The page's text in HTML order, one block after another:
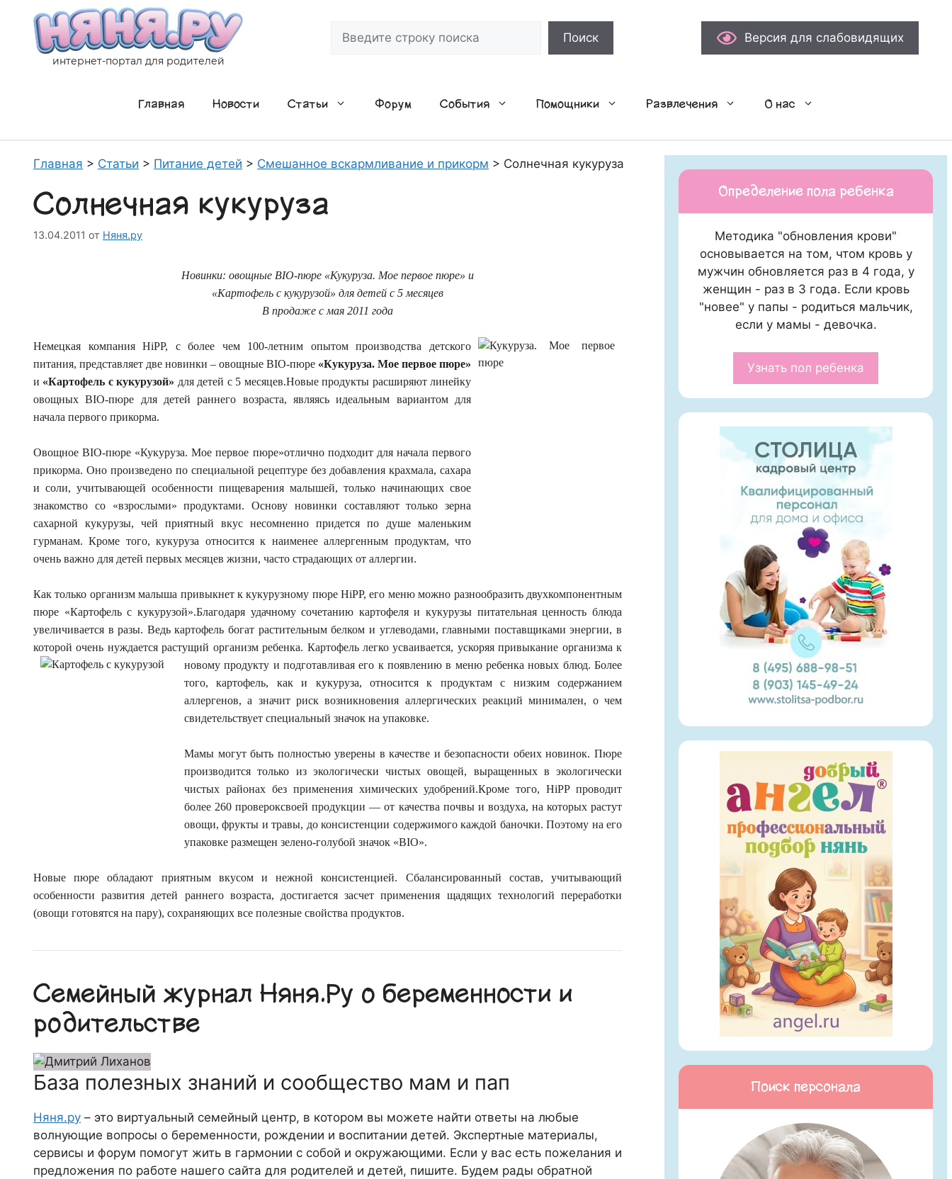
содержимому
интернет-портал для родителей
Поиск Версия для слабовидящих
Главная Новости Статьи Форум События Помощники Развлечения О нас
Главная > Статьи > Питание детей > Смешанное вскармливание и прикорм > Солнечная кукуруза
Солнечная кукуруза
13.04.2011 от Няня.ру
Новинки: овощные BIO-пюре «Кукуруза. Мое первое пюре» и
«Картофель с кукурузой» для детей с 5 месяцев
В продаже с мая 2011 года
Немецкая компания HiPP, с более чем 100-летним опытом производства детского
питания, представляет две новинки – овощные BIO-пюре «Кукуруза. Мое первое пюре»
и «Картофель с кукурузой» для детей с 5 месяцев.Новые продукты расширяют линейку
овощных BIO-пюре для детей раннего возраста, являясь идеальным вариантом для
начала первого прикорма.
Овощное BIO-пюре «Кукуруза. Мое первое пюре»отлично подходит для начала первого
прикорма. Оно произведено по специальной рецептуре без добавления крахмала, сахара
и соли, учитывающей особенности пищеварения малышей, только начинающих свое
знакомство со «взрослыми» продуктами. Основу новинки составляют только зерна
сахарной кукурузы, чей приятный вкус несомненно придется по душе маленьким
гурманам. Кроме того, кукуруза относится к наименее аллергенным продуктам, что
очень важно для детей первых месяцев жизни, часто страдающих от аллергии.
Как только организм малыша привыкнет к кукурузному пюре HiPP, его меню можно разнообразить двухкомпонентным
пюре «Картофель с кукурузой».Благодаря удачному сочетанию картофеля и кукурузы питательная ценность блюда
увеличивается в разы. Ведь картофель богат растительным белком и углеводами, главными поставщиками энергии, в
которой очень нуждается растущий организм ребенка. Картофель легко усваивается, ускоряя привыкание организма к
новому продукту и подготавливая его к появлению в меню ребенка новых блюд. Более
того, картофель, как и кукуруза, относится к продуктам с низким содержанием
аллергенов, а значит риск возникновения аллергических реакций минимален, о чем
свидетельствует специальный значок на упаковке.
Мамы могут быть полностью уверены в качестве и безопасности обеих новинок. Пюре
производится только из экологически чистых овощей, выращенных в экологически
чистых районах без применения химических удобрений.Кроме того, HiPP проводит
более 260 провероксвоей продукции — от качества почвы и воздуха, на которых растут
овощи, фрукты и травы, до консистенции содержимого каждой баночки. Поэтому на его
упаковке размещен зелено-голубой значок «BIO».
Новые пюре обладают приятным вкусом и нежной консистенцией. Сбалансированный состав, учитывающий
особенности развития детей раннего возраста, достигается засчет применения щадящих технологий переработки
(овощи готовятся на пару), сохраняющих все полезные свойства продуктов.
Семейный журнал Няня.Ру о беременности и
родительстве
База полезных знаний и сообщество мам и пап
Няня.ру – это виртуальный семейный центр, в котором вы можете найти ответы на любые
волнующие вопросы о беременности, рождении и воспитании детей. Экспертные материалы,
сервисы и форум помогут жить в гармонии с собой и окружающими. Если у вас есть пожелания и
предложения по работе нашего сайта для родителей и детей, пишите. Будем рады обратной
Определение пола ребенка
Методика "обновления крови"
основывается на том, чтом кровь у
мужчин обновляется раз в 4 года, у
женщин - раз в 3 года. Если кровь
"новее" у папы - родиться мальчик,
если у мамы - девочка.
Узнать пол ребенка
Поиск персонала